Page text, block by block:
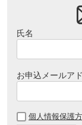
氏名
お申込メールア
個人情報保護